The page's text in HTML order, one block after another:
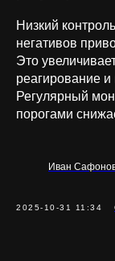
Низкий
негативов
Это
реагирование и
Регулярный
порогами
Иван
2025-10-31 11:34